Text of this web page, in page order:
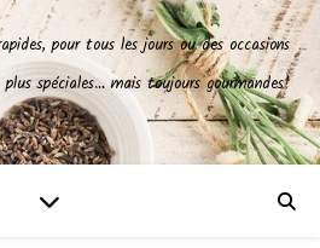
pour tous les jours ou des occasions
plus spéciales… mais toujours gourmandes!